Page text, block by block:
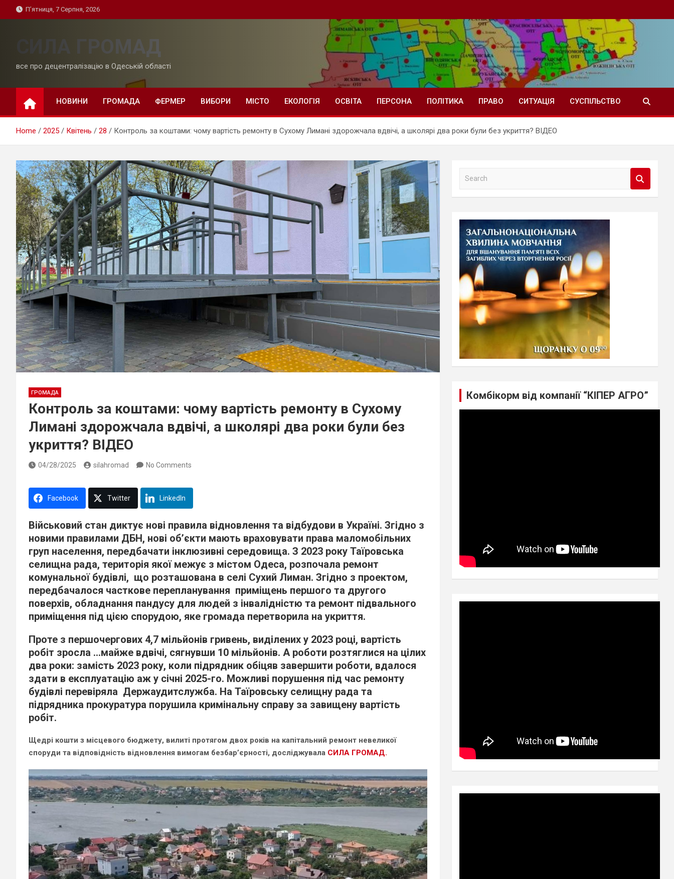
to
П’ятниця, 7 Серпня, 2026
СИЛА ГРОМАД
все про децентралізацію в Одеській області
НОВИНИ ГРОМАДА ФЕРМЕР ВИБОРИ МІСТО ЕКОЛОГІЯ ОСВІТА ПЕРСОНА ПОЛІТИКА ПРАВО СИТУАЦІЯ СУСПІЛЬСТВО
Home 2025 Квітень 28 Контроль за коштами: чому вартість ремонту в Сухому Лимані здорожчала вдвічі, а школярі два роки були без укриття? ВІДЕО
ГРОМАДА
Контроль за коштами: чому вартість ремонту в Сухому
Лимані здорожчала вдвічі, а школярі два роки були без
укриття? ВІДЕО
04/28/2025 silahromad No Comments
Facebook Twitter LinkedIn
Військовий стан диктує нові правила відновлення та відбудови в Україні. Згідно з
новими правилами ДБН, нові об’єкти мають враховувати права маломобільних
груп населення, передбачати інклюзивні середовища. З 2023 року Таїровська
селищна рада, територія якої межує з містом Одеса, розпочала ремонт
комунальної будівлі, що розташована в селі Сухий Лиман. Згідно з проектом,
передбачалося часткове перепланування приміщень першого та другого
поверхів, обладнання пандусу для людей з інвалідністю та ремонт підвального
приміщення під цією спорудою, яке громада перетворила на укриття.
Проте з першочергових 4,7 мільйонів гривень, виділених у 2023 році, вартість
робіт зросла …майже вдвічі, сягнувши 10 мільйонів. А роботи розтяглися на цілих
два роки: замість 2023 року, коли підрядник обіцяв завершити роботи, вдалося
здати в експлуатацію аж у січні 2025-го. Можливі порушення під час ремонту
будівлі перевіряла Держаудитслужба. На Таїровську селищну рада та
підрядника прокуратура порушила кримінальну справу за завищену вартість
робіт.
Щедрі кошти з місцевого бюджету, вилиті протягом двох років на капітальний ремонт невеликої
споруди та відповідність відновлення вимогам безбар’єрності, досліджувала СИЛА ГРОМАД.
a
Комбікорм від компанії “КІПЕР АГРО”